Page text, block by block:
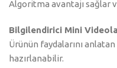
Algoritma avantajı sağlar
Bilgilendirici Mini
Ürünün faydalarını
hazırlanabilir.